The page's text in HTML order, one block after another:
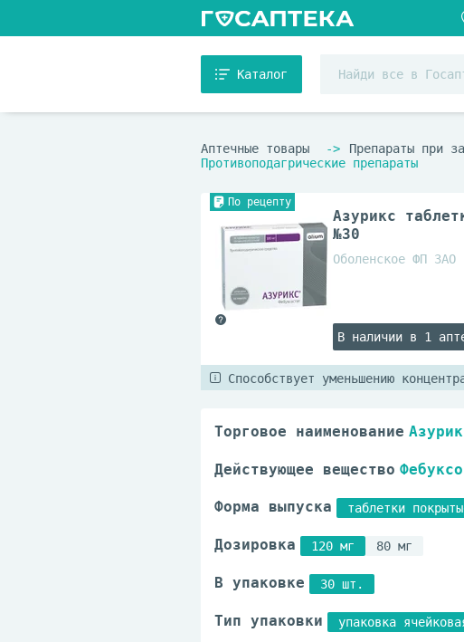
Каталог
Аптечные товары Препараты при
Противоподагрические препараты
По рецепту
Азурикс
№30
Оболенское ФП ЗАО
В наличии в 1
Способствует уменьшению
Торговое наименование
Действующее вещество
Форма выпуска таблетки
Дозировка 120 мг 80 мг
В упаковке 30 шт.
Тип упаковки упаковка